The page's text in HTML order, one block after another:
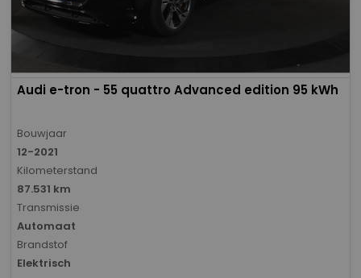
Audi e-tron - 55 quattro Advanced edition 95 kWh
Bouwjaar
12-2021
Kilometerstand
87.531 km
Transmissie
Automaat
Brandstof
Elektrisch